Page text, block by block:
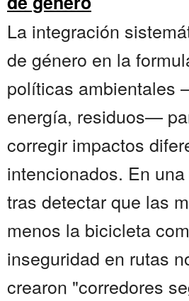
La integración
de género en la
políticas ambientales
energía, residuos—
corregir impactos
intencionados. En
tras detectar que las
menos la bicicleta
inseguridad en rutas
crearon "corredores